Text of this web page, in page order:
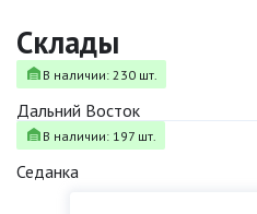
Склады
В наличии: 230 шт.
Дальний Восток
В наличии: 197 шт.
Седанка